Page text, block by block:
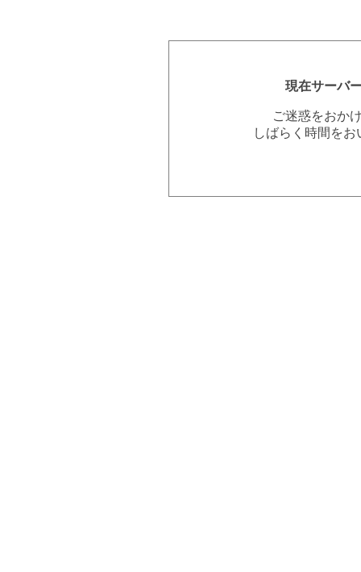
現在サーバ
ご迷惑をおか
しばらく時間を